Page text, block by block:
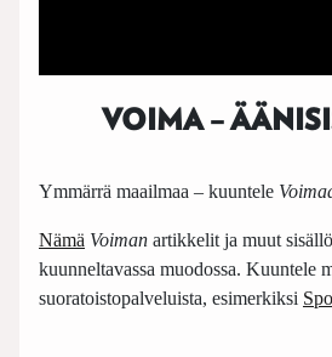
VOIMA –
Ymmärrä maailmaa – kuuntele
Nämä Voiman artikkelit ja muut
kuunneltavassa muodossa. Kuuntele
suoratoistopalveluista, esimerkiksi